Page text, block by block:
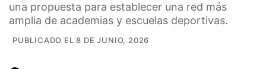
una propuesta para establecer una red más
amplia de academias y escuelas deportivas.
PUBLICADO EL 8 DE JUNIO, 2026